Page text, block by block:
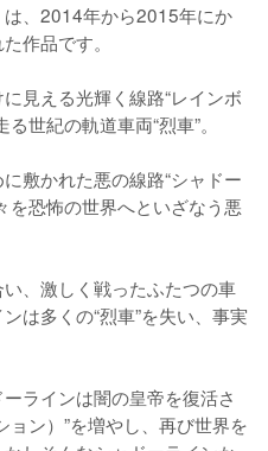
は、2014年から2015年にか
作品です。
見える光輝く線路“レインボ
世紀の軌道車両“烈車”。
敷かれた悪の線路“シャドー
を恐怖の世界へといざなう悪
、激しく戦ったふたつの車
は多くの“烈車”を失い、事実
ラインは闇の皇帝を復活さ
ン）”を増やし、再び世界を